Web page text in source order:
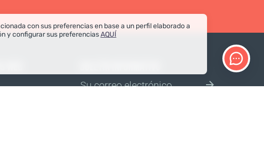
con sus preferencias en base a un perfil elaborado a
y configurar sus preferenciasAQUÍ
Confirmar